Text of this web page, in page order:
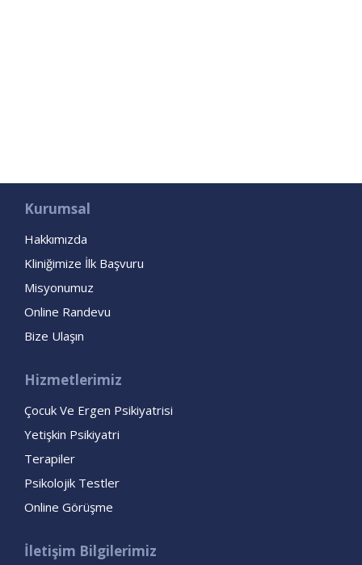
Kurumsal
Hakkımızda
Kliniğimize İlk Başvuru
Misyonumuz
Online Randevu
Bize Ulaşın
Hizmetlerimiz
Çocuk Ve Ergen Psikiyatrisi
Yetişkin Psikiyatri
Terapiler
Psikolojik Testler
Online Görüşme
İletişim Bilgilerimiz